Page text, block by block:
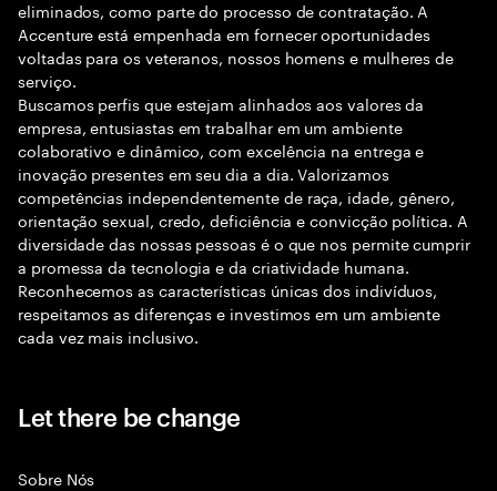
eliminados, como parte do processo de contratação. A
Accenture está empenhada em fornecer oportunidades
voltadas para os veteranos, nossos homens e mulheres de
serviço.
Buscamos perfis que estejam alinhados aos valores da
empresa, entusiastas em trabalhar em um ambiente
colaborativo e dinâmico, com excelência na entrega e
inovação presentes em seu dia a dia. Valorizamos
competências independentemente de raça, idade, gênero,
orientação sexual, credo, deficiência e convicção política. A
diversidade das nossas pessoas é o que nos permite cumprir
a promessa da tecnologia e da criatividade humana.
Reconhecemos as características únicas dos indivíduos,
respeitamos as diferenças e investimos em um ambiente
cada vez mais inclusivo.
Let there be change
Sobre Nós